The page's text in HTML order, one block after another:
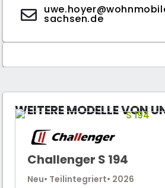
sachsen.de
WEITERE MODELLE VON
Challenger S 194
Neu• Teilintegriert• 2026